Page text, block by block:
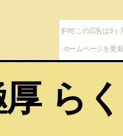
[PR] この広告は3ヶ
ホームページを更
ら